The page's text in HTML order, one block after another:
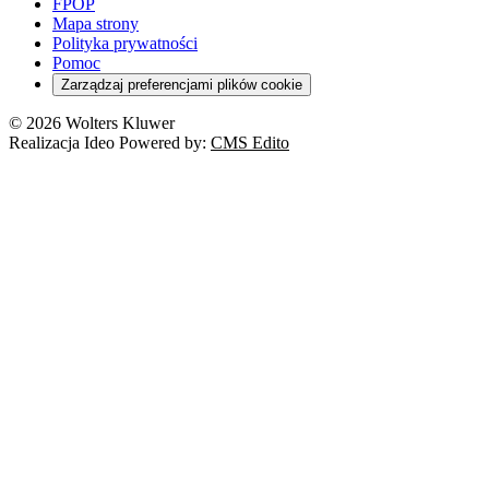
Mapa strony
Polityka prywatności
Pomoc
Zarządzaj preferencjami plików cookie
© 2026 Wolters Kluwer
Realizacja Ideo Powered by: CMS Edito